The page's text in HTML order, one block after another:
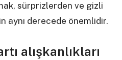
sürprizlerden ve gizli
aynı derecede önemlidir.
alışkanlıkları